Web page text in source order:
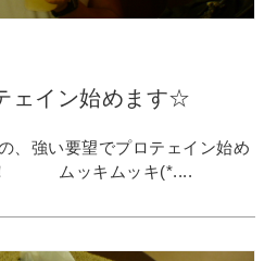
ェイン始めます☆
、強い要望でプロテェイン始め
！ ムッキムッキ(*....